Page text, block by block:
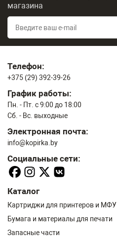
магазина
Телефон:
+375 (29) 392-39-26
График работы:
Пн. - Пт. с 9:00 до 18:00
Сб. - Вс. выходные
Электронная почта:
info@kopirka.by
Социальные сети:
Каталог
Картриджи для принтеров и МФУ
Бумага и материалы для печати
Запасные части